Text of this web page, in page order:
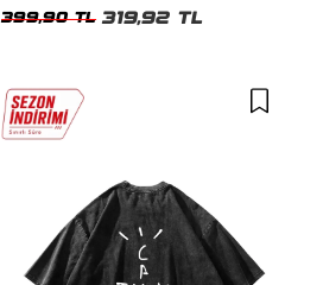
399,90 TL 319,92 TL